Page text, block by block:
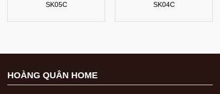
SK05C
SK04C
HOÀNG QUÂN HOME